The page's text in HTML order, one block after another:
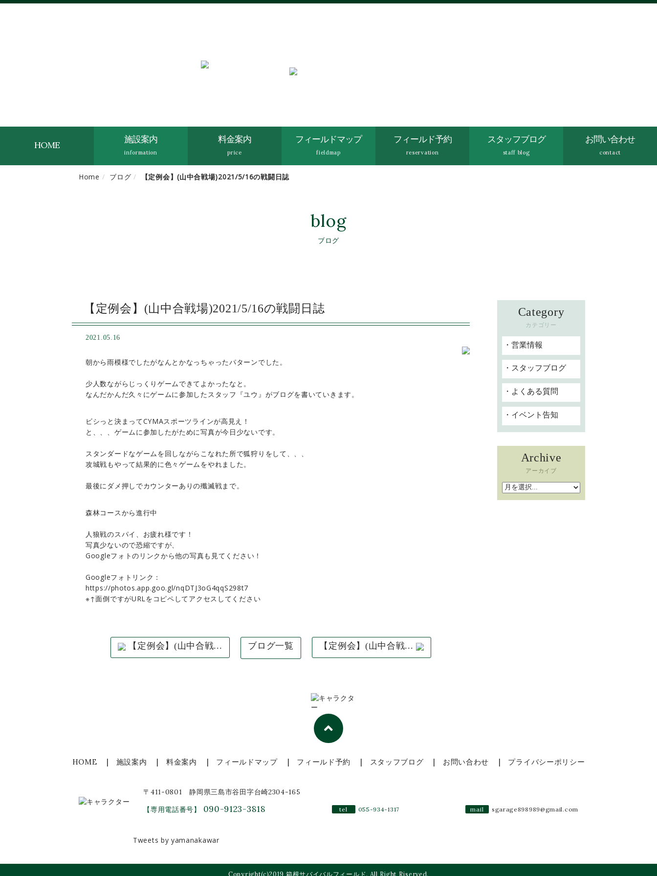
HOME 施設案内
information
料金案内
price
フィールドマップ
fieldmap
フィールド予約
reservation
スタッフブログ
staff blog
お問い合わせ
contact
Home ブログ 【定例会】(山中合戦場)2021/5/16の戦闘日誌
blog
ブログ
【定例会】(山中合戦場)2021/5/16の戦闘日誌
2021.05.16
朝から雨模様でしたがなんとかなっちゃったパターンでした。
少人数ながらじっくりゲームできてよかったなと。
なんだかんだ久々にゲームに参加したスタッフ『ユウ』がブログを書いていきます。
ビシっと決まってCYMAスポーツラインが高見え！
と、、、ゲームに参加したがために写真が今日少ないです。
スタンダードなゲームを回しながらこなれた所で狐狩りをして、、、
攻城戦もやって結果的に色々ゲームをやれました。
最後にダメ押しでカウンターありの殲滅戦まで。
森林コースから進行中
人狼戦のスパイ、お疲れ様です！
写真少ないので恐縮ですが、
Googleフォトのリンクから他の写真も見てください！
Googleフォトリンク：
https://photos.app.goo.gl/nqDTJ3oG4qqS298t7
※↑面倒ですがURLをコピペしてアクセスしてください
【定例会】(山中合戦... ブログ一覧 【定例会】(山中合戦...
Category
カテゴリー
営業情報
スタッフブログ
よくある質問
イベント告知
Archive
アーカイブ
HOME 施設案内 料金案内 フィールドマップ フィールド予約 スタッフブログ お問い合わせ プライバシーポリシー
〒411-0801 静岡県三島市谷田字台崎2304-165
【専用電話番号】 090-9123-3818 tel 055-934-1317 mail sgarage898989@gmail.com
Tweets by yamanakawar
Copyright(c)2019 箱根サバイバルフィールド. All Right Riserved.